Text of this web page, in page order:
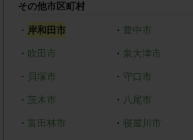
その他市区町村
・ 岸和田市 ・ 豊中市
・ 吹田市 ・ 泉大津市
・ 貝塚市 ・ 守口市
・ 茨木市 ・ 八尾市
・ 富田林市 ・ 寝屋川市